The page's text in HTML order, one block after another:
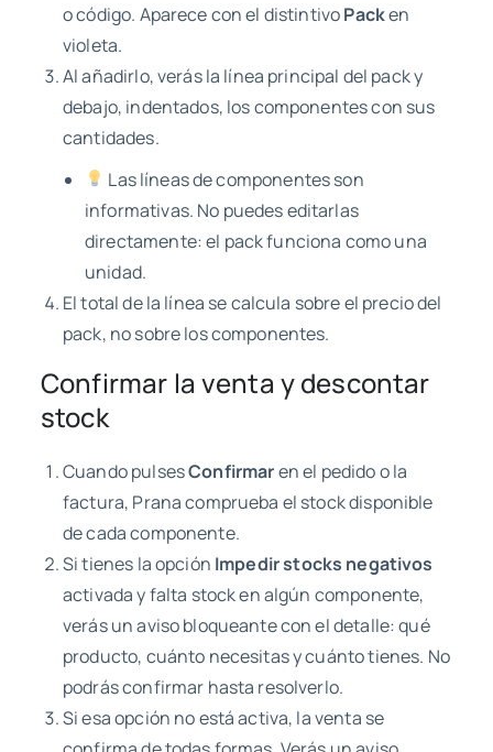
o código. Aparece con el distintivoPacken
violeta.
Al añadirlo, verás la línea principal del pack y
debajo, indentados, los componentes con sus
cantidades.
Las líneas de componentes son
informativas. No puedes editarlas
directamente: el pack funciona como una
unidad.
El total de la línea se calcula sobre el precio del
pack, no sobre los componentes.
Confirmar la venta y descontar
stock
Cuando pulsesConfirmaren el pedido o la
factura, Prana comprueba el stock disponible
de cada componente.
Si tienes la opción Impedir stocks negativos
activada y falta stock en algún componente,
verás un aviso bloqueante con el detalle: qué
producto, cuánto necesitas y cuánto tienes. No
podrás confirmar hasta resolverlo.
Si esa opción no está activa, la venta se